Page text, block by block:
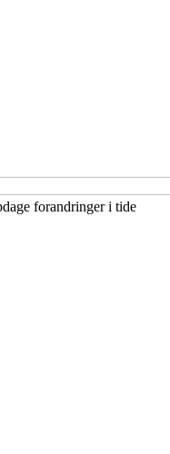
forandringer i tide